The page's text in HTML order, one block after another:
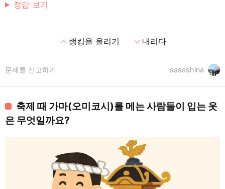
정답 보기
expand_less랭킹을 올리기 expand_more내리다
sasashina
문제를 신고하기
축제 때 가마(오미코시)를 메는 사람들이 입는 옷
은 무엇일까요?